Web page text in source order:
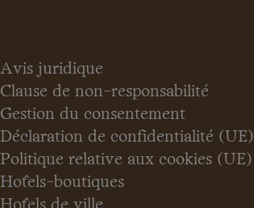
Avis juridique
Clause de non-responsabilité
Gestion du consentement
Déclaration de confidentialité (UE)
Politique relative aux cookies (UE)
Hôtels-boutiques